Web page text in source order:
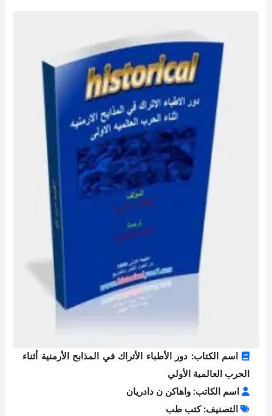
اسم الكتاب: دور الأطباء الأتراك في المذابح الأرمنية أثناء
الحرب العالمية الأولي
اسم الكاتب: واهاكن ن دادريان
التصنيف: كتب طب